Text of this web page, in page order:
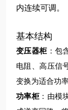
内连续可调。
基本结构
变压器柜：包
电阻、高压信
变换为适合功
功率柜：由模